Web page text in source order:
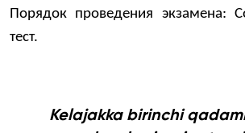
Порядок проведения экзамена:
тест.
Kelajakka birinchi